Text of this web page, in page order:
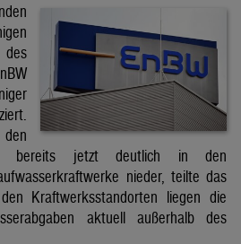
bereits jetzt deutlich in den
nieder, teilte das
Kraftwerksstandorten liegen die
aktuell außerhalb des